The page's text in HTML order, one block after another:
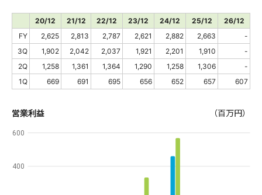
20/12 21/12 22/12 23/12 24/12 25/12
26/12
FY
2,625 2,813 2,787 2,621 2,882 2,663
-
3Q
1,902 2,042 2,037 1,921 2,201 1,910
-
2Q
1,258 1,361 1,364 1,290 1,258 1,306
-
1Q
669 691 695 656 652 657 607
営業利益 （百万円）
400
600